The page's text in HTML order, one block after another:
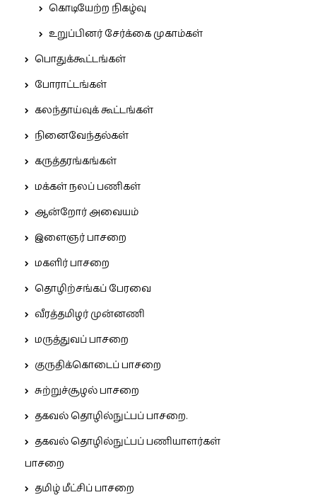
கொடியேற்ற நிகழ்வு
உறுப்பினர் சேர்க்கை முகாம்கள்
பொதுக்கூட்டங்கள்
போராட்டங்கள்
கலந்தாய்வுக் கூட்டங்கள்
நினைவேந்தல்கள்
கருத்தரங்கங்கள்
மக்கள் நலப் பணிகள்
ஆன்றோர் அவையம்
இளைஞர் பாசறை
மகளிர் பாசறை
தொழிற்சங்கப் பேரவை
வீரத்தமிழர் முன்னணி
மருத்துவப் பாசறை
குருதிக்கொடைப் பாசறை
சுற்றுச்சூழல் பாசறை
தகவல் தொழில்நுட்பப் பாசறை.
தகவல் தொழில்நுட்பப் பணியாளர்கள்
பாசறை
தமிழ் மீட்சிப் பாசறை